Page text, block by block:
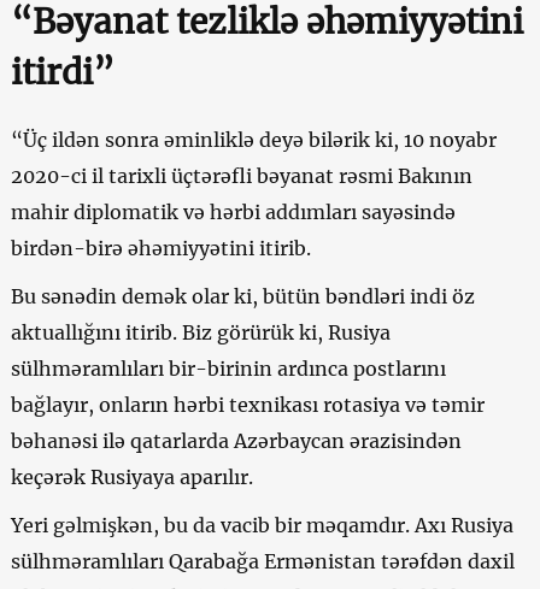
“Bəyanat tezliklə əhəmiyyətini
itirdi”
“Üç ildən sonra əminliklə deyə bilərik ki, 10 noyabr
2020-ci il tarixli üçtərəfli bəyanat rəsmi Bakının
mahir diplomatik və hərbi addımları sayəsində
birdən-birə əhəmiyyətini itirib.
Bu sənədin demək olar ki, bütün bəndləri indi öz
aktuallığını itirib. Biz görürük ki, Rusiya
sülhməramlıları bir-birinin ardınca postlarını
bağlayır, onların hərbi texnikası rotasiya və təmir
bəhanəsi ilə qatarlarda Azərbaycan ərazisindən
keçərək Rusiyaya aparılır.
Yeri gəlmişkən, bu da vacib bir məqamdır. Axı Rusiya
sülhməramlıları Qarabağa Ermənistan tərəfdən daxil